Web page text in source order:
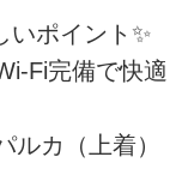
いポイント✨
Fi完備で快適
ルカ（上着）